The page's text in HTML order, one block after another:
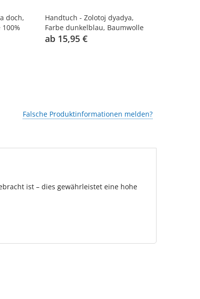
doch,
Handtuch - Zolotoj dyadya,
Farbe dunkelblau, Baumwolle
100%
ab 15,95 €
Falsche Produktinformationen melden?
ist – dies gewährleistet eine hohe